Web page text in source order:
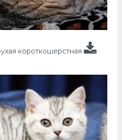
короткошерстная